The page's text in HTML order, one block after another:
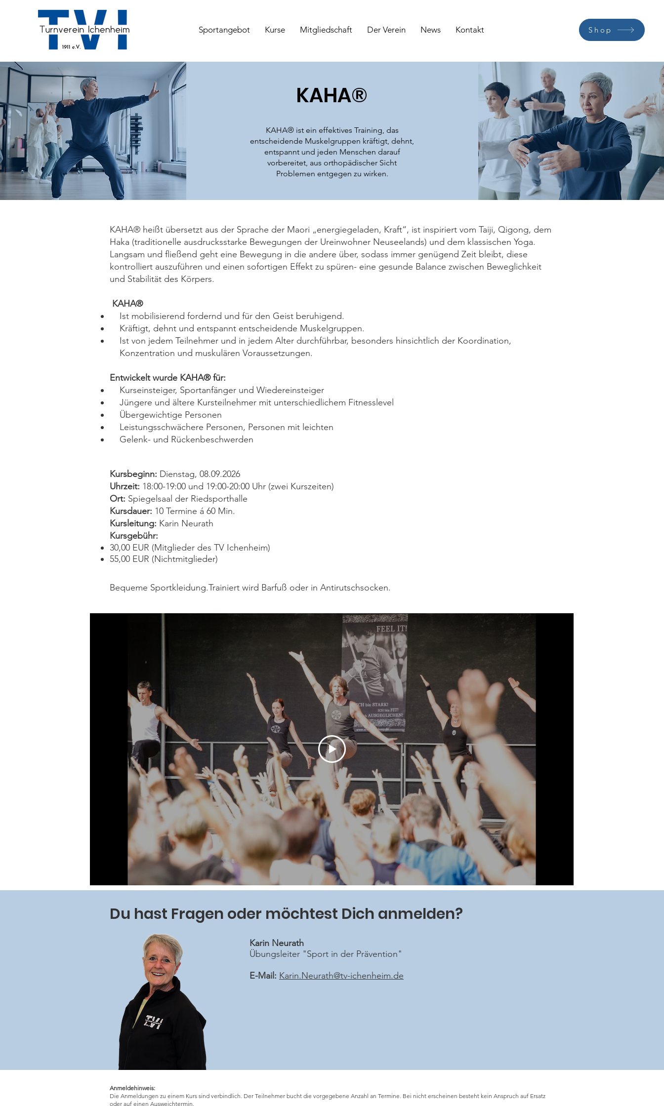
Sportangebot Kurse Mitgliedschaft Der Verein News Kontakt Shop
KAHA®
KAHA® ist ein effektives Training, das
entscheidende Muskelgruppen kräftigt, dehnt,
entspannt und jeden Menschen darauf
vorbereitet, aus orthopädischer Sicht
Problemen entgegen zu wirken.
KAHA® heißt übersetzt aus der Sprache der Maori „energiegeladen, Kraft“, ist inspiriert vom Taiji, Qigong, dem
Haka (traditionelle ausdrucksstarke Bewegungen der Ureinwohner Neuseelands) und dem klassischen Yoga.
Langsam und fließend geht eine Bewegung in die andere über, sodass immer genügend Zeit bleibt, diese
kontrolliert auszuführen und einen sofortigen Effekt zu spüren- eine gesunde Balance zwischen Beweglichkeit
und Stabilität des Körpers.
KAHA®
Ist mobilisierend fordernd und für den Geist beruhigend.
Kräftigt, dehnt und entspannt entscheidende Muskelgruppen.
Ist von jedem Teilnehmer und in jedem Alter durchführbar, besonders hinsichtlich der Koordination,
Konzentration und muskulären Voraussetzungen.
Entwickelt wurde KAHA® für:
Kurseinsteiger, Sportanfänger und Wiedereinsteiger
Jüngere und ältere Kursteilnehmer mit unterschiedlichem Fitnesslevel
Übergewichtige Personen
Leistungsschwächere Personen, Personen mit leichten
Gelenk- und Rückenbeschwerden
Kursbeginn: Dienstag, 08.09.2026
Uhrzeit: 18:00-19:00 und 19:00-20:00 Uhr (zwei Kurszeiten)
Ort: Spiegelsaal der Riedsporthalle
Kursdauer: 10 Termine á 60 Min.
Kursleitung: Karin Neurath
Kursgebühr:
30,00 EUR (Mitglieder des TV Ichenheim)
55,00 EUR (Nichtmitglieder)
Bequeme Sportkleidung.Trainiert wird Barfuß oder in Antirutschsocken.
Du hast Fragen oder möchtest Dich anmelden?
Karin Neurath
Übungsleiter "Sport in der Prävention"
E-Mail: Karin.Neurath@tv-ichenheim.de
Anmeldehinweis:
Die Anmeldungen zu einem Kurs sind verbindlich. Der Teilnehmer bucht die vorgegebene Anzahl an Termine. Bei nicht erscheinen besteht kein Anspruch auf Ersatz
oder auf einen Ausweichtermin.